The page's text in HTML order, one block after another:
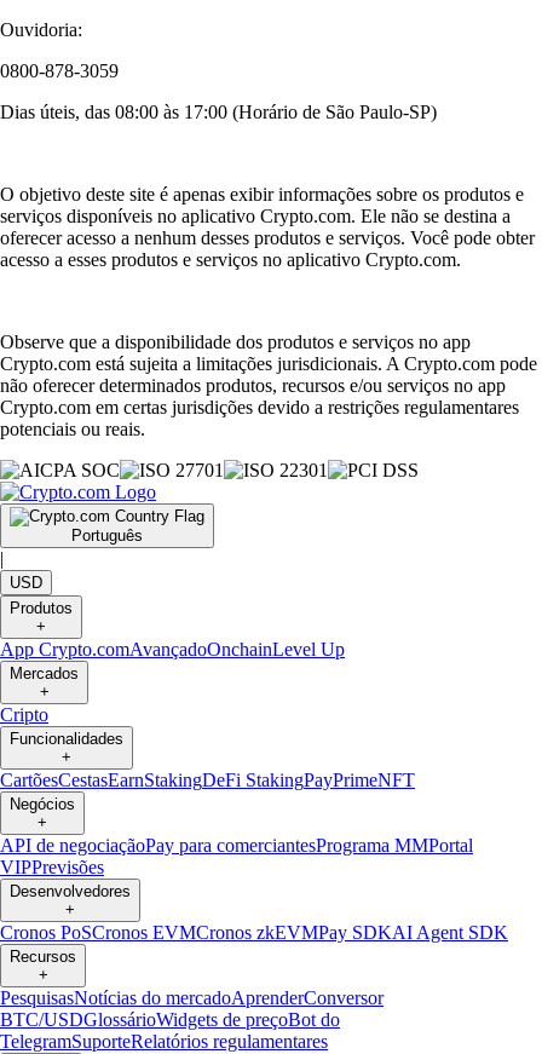
Ouvidoria:
0800-878-3059
Dias úteis, das 08:00 às 17:00 (Horário de São Paulo-SP)
O objetivo deste site é apenas exibir informações sobre os produtos e
serviços disponíveis no aplicativo Crypto.com. Ele não se destina a
oferecer acesso a nenhum desses produtos e serviços. Você pode obter
acesso a esses produtos e serviços no aplicativo Crypto.com.
Observe que a disponibilidade dos produtos e serviços no app
Crypto.com está sujeita a limitações jurisdicionais. A Crypto.com pode
não oferecer determinados produtos, recursos e/ou serviços no app
Crypto.com em certas jurisdições devido a restrições regulamentares
potenciais ou reais.
Português
|
USD
Produtos
+
App Crypto.comAvançadoOnchainLevel Up
Mercados
+
Cripto
Funcionalidades
+
CartõesCestasEarnStakingDeFi StakingPayPrimeNFT
Negócios
+
API de negociaçãoPay para comerciantesPrograma MMPortal
VIPPrevisões
Desenvolvedores
+
Cronos PoSCronos EVMCronos zkEVMPay SDKAI Agent SDK
Recursos
+
PesquisasNotícias do mercadoAprenderConversor
BTC/USDGlossárioWidgets de preçoBot do
TelegramSuporteRelatórios regulamentares